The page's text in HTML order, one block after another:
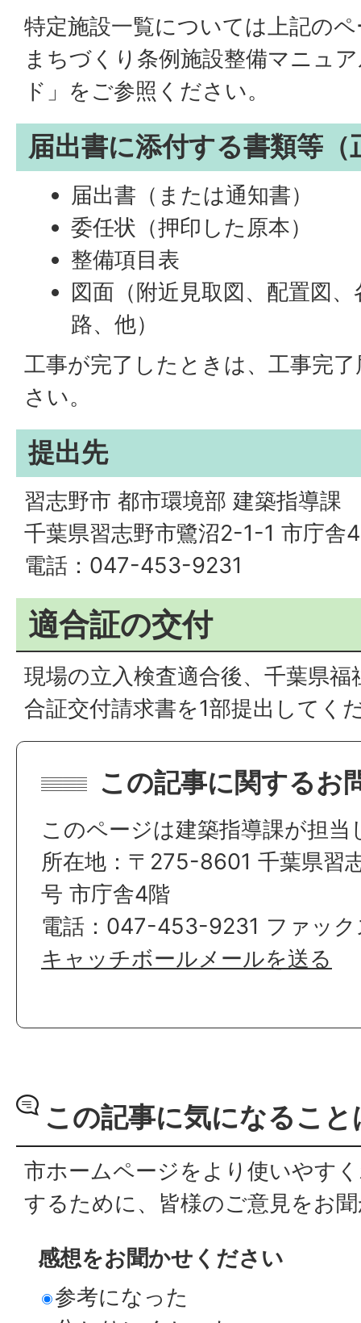
特定施設一覧については上記の
まちづくり条例施設整備マニュ
ド」をご参照ください。
届出書に添付する書類等（
届出書（または通知書）
委任状（押印した原本）
整備項目表
図面（附近見取図、配置図
路、他）
工事が完了したときは、工事完
さい。
提出先
習志野市 都市環境部 建築指導課
千葉県習志野市鷺沼2-1-1 市庁舎
電話：047-453-9231
適合証の交付
現場の立入検査適合後、千葉県
合証交付請求書を1部提出してく
この記事に関するお
このページは建築指導課が担当
所在地：〒275-8601 千葉県習
号 市庁舎4階
電話：047-453-9231 ファッ
キャッチボールメールを送る
この記事に気になるこ
市ホームページをより使いやす
するために、皆様のご意見をお
感想をお聞かせください
参考になった